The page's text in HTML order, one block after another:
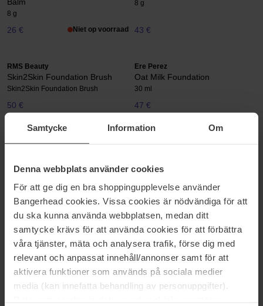
Samtycke Information Om
Denna webbplats använder cookies
För att ge dig en bra shoppingupplevelse använder
Bangerhead cookies. Vissa cookies är nödvändiga för att
du ska kunna använda webbplatsen, medan ditt
samtycke krävs för att använda cookies för att förbättra
våra tjänster, mäta och analysera trafik, förse dig med
relevant och anpassat innehåll/annonser samt för att
aktivera funktioner som används på sociala medier
media (kan innefatta behandling av personuppgifter).
Balm
8 g
26 € Niet op voorraad
8 g
43 €
RMS Beauty
Skin2Skin Foundation Brush
Skin2Skin Foundation Brush
50 €
Ere Perez
Oat Milk Foundation
30 ml
47 €
Estée Lauder
35 ml
61 €
6 g
43 €
Glo Skin Beauty
C-Shield Anti-Pollution Moisture
Tint
50 ml
49 €
Estée Lauder
Makeup SPF10
30 ml
58 € Niet op voorraad